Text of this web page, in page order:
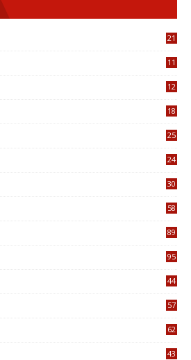
21
11
12
18
25
24
30
58
89
95
44
57
62
43